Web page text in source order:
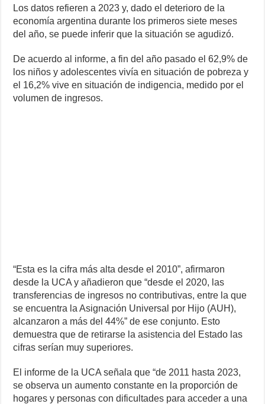
Los datos refieren a 2023 y, dado el deterioro de la
economía argentina durante los primeros siete meses
del año, se puede inferir que la situación se agudizó.
De acuerdo al informe, a fin del año pasado el 62,9% de
los niños y adolescentes vivía en situación de pobreza y
el 16,2% vive en situación de indigencia, medido por el
volumen de ingresos.
“Esta es la cifra más alta desde el 2010”, afirmaron
desde la UCA y añadieron que “desde el 2020, las
transferencias de ingresos no contributivas, entre la que
se encuentra la Asignación Universal por Hijo (AUH),
alcanzaron a más del 44%” de ese conjunto. Esto
demuestra que de retirarse la asistencia del Estado las
cifras serían muy superiores.
El informe de la UCA señala que “de 2011 hasta 2023,
se observa un aumento constante en la proporción de
hogares y personas con dificultades para acceder a una